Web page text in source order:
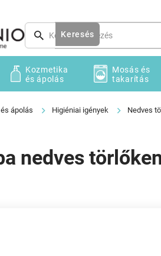
Keresés
Kozmetika
és ápolás
Mosás és
takarítás
ápolás Higiéniai igények Nedves
nedves